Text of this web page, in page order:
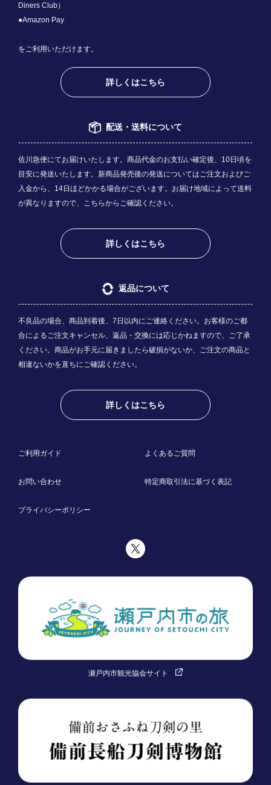
Diners Club）
●Amazon Pay
をご利用いただけます。
詳しくはこちら
配送・送料について
佐川急便にてお届けいたします。商品代金のお支払い確定後、10日頃を
目安に発送いたします。新商品発売後の発送についてはご注文およびご
入金から、14日ほどかかる場合がございます。お届け地域によって送料
が異なりますので、 こちらからご確認ください。
詳しくはこちら
返品について
不良品の場合、商品到着後、7日以内にご連絡ください。お客様のご都
合によるご注文キャンセル、返品・交換には応じかねますので、ご了承
ください。商品がお手元に届きましたら破損がないか、ご注文の商品と
相違ないかを直ちにご確認ください。
詳しくはこちら
ご利用ガイド よくあるご質問
お問い合わせ 特定商取引法に基づく表記
プライバシーポリシー
瀬戸内市観光協会サイト